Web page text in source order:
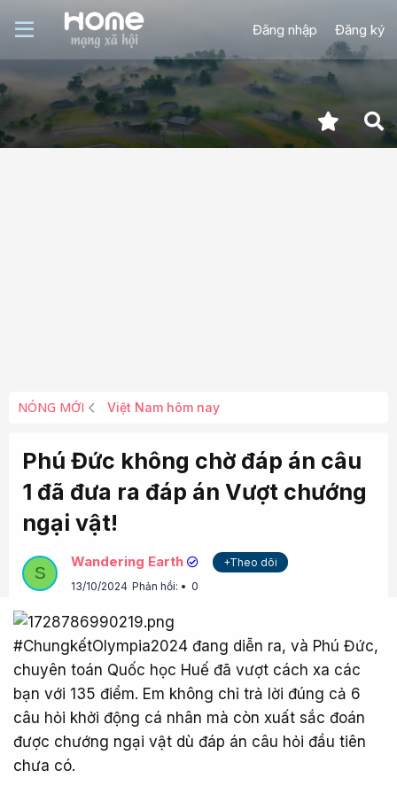
Đăng nhập Đăng ký
NÓNG MỚI Việt Nam hôm nay
Phú Đức không chờ đáp án câu
1 đã đưa ra đáp án Vượt chướng
ngại vật!
S
Wandering Earth
+Theo dõi
13/10/2024 Phản hồi: 0
#ChungkếtOlympia2024 đang diễn ra, và Phú Đức,
chuyên toán Quốc học Huế đã vượt cách xa các
bạn với 135 điểm. Em không chỉ trả lời đúng cả 6
câu hỏi khởi động cá nhân mà còn xuất sắc đoán
được chướng ngại vật dù đáp án câu hỏi đầu tiên
chưa có.